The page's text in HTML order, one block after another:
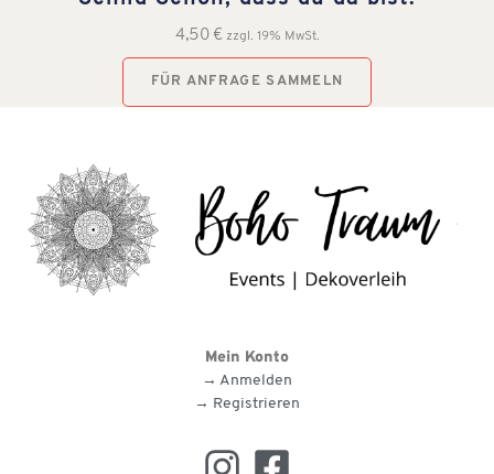
4,50 € zzgl. 19% MwSt.
FÜR ANFRAGE SAMMELN
Mein Konto
→ Anmelden
→ Registrieren